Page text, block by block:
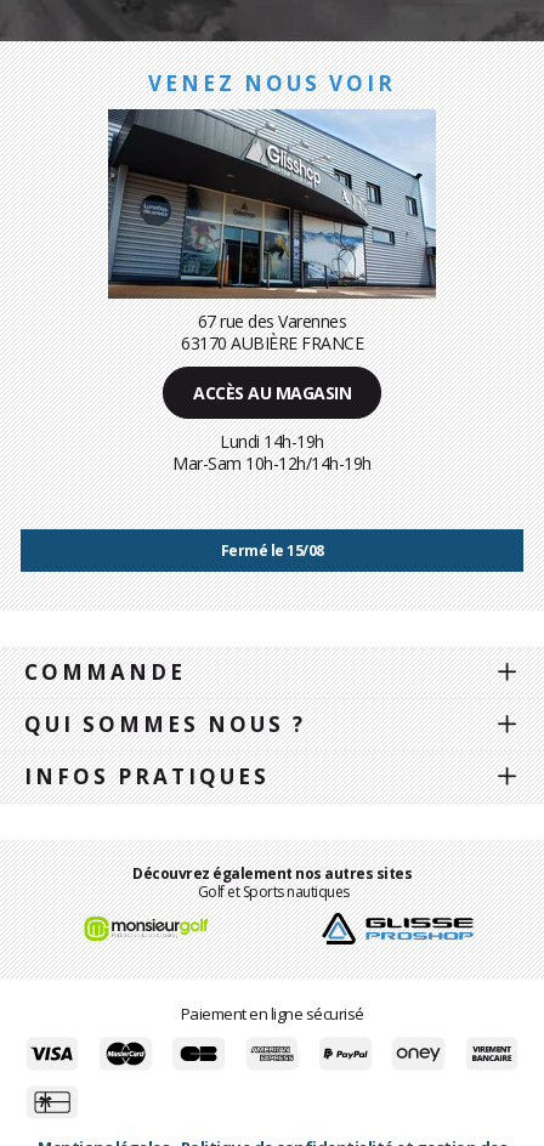
VENEZ NOUS VOIR
67 rue des Varennes
63170 AUBIÈRE FRANCE
ACCÈS AU MAGASIN
Lundi 14h-19h
Mar-Sam 10h-12h/14h-19h
Fermé le 15/08
COMMANDE
QUI SOMMES NOUS ?
INFOS PRATIQUES
Découvrez également nos autres sites
Golf et Sports nautiques
Paiement en ligne sécurisé